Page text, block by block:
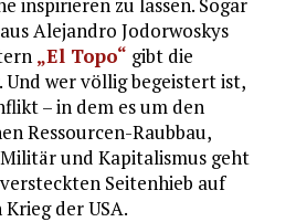
Alejandro Jodorwoskys
„El Topo“ gibt die
Und wer völlig begeistert ist,
– in dem es um den
Ressourcen-Raubbau,
und Kapitalismus geht
Seitenhieb auf
der USA.